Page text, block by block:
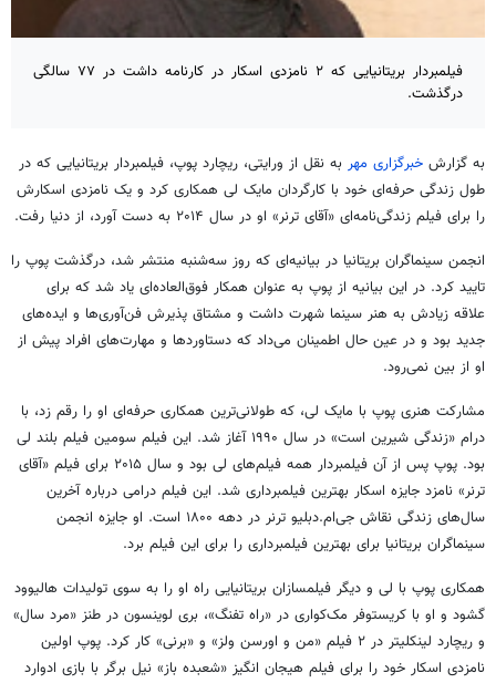
فیلمبردار بریتانیایی که ۲ نامزدی اسکار در کارنامه داشت در ۷۷ سالگی
درگذشت.
به گزارش خبرگزاری مهر به نقل از ورایتی، ریچارد پوپ، فیلمبردار بریتانیایی که در
طول زندگی حرفه‌ای خود با کارگردان مایک لی همکاری کرد و یک نامزدی اسکارش
را برای فیلم زندگی‌نامه‌ای «آقای ترنر» او در سال ۲۰۱۴ به دست آورد، از دنیا رفت.
انجمن سینماگران بریتانیا در بیانیه‌ای که روز سه‌شنبه منتشر شد، درگذشت پوپ را
تایید کرد. در این بیانیه از پوپ به عنوان همکار فوق‌العاده‌ای یاد شد که برای
علاقه زیادش به هنر سینما شهرت داشت و مشتاق پذیرش فن‌آوری‌ها و ایده‌های
جدید بود و در عین حال اطمینان می‌داد که دستاوردها و مهارت‌های افراد پیش از
او از بین نمی‌رود.
مشارکت هنری پوپ با مایک لی، که طولانی‌ترین همکاری حرفه‌ای او را رقم زد، با
درام «زندگی شیرین است» در سال ۱۹۹۰ آغاز شد. این فیلم سومین فیلم بلند لی
بود. پوپ پس از آن فیلمبردار همه فیلم‌های لی بود و سال ۲۰۱۵ برای فیلم «آقای
ترنر» نامزد جایزه اسکار بهترین فیلمبرداری شد. این فیلم درامی درباره آخرین
سال‌های زندگی نقاش جی‌ام.دبلیو ترنر در دهه ۱۸۰۰ است. او جایزه انجمن
سینماگران بریتانیا برای بهترین فیلمبرداری را برای این فیلم برد.
همکاری پوپ با لی و دیگر فیلمسازان بریتانیایی راه او را به سوی تولیدات هالیوود
گشود و او با کریستوفر مک‌کواری در «راه تفنگ»، بری لوینسون در طنز «مرد سال»
و ریچارد لینکلیتر در ۲ فیلم «من و اورسن ولز» و «برنی» کار کرد. پوپ اولین
نامزدی اسکار خود را برای فیلم هیجان انگیز «شعبده باز» نیل برگر با بازی ادوارد